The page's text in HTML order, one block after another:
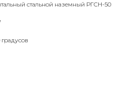
стальной наземный РГСН-50